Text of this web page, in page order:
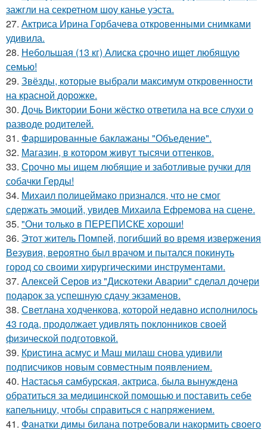
зажгли на секретном шоу канье уэста.
27. Актриса Ирина Горбачева откровенными снимками
удивила.
28. Небольшая (13 кг) Алиска срочно ищет любящую
семью!
29. Звёзды, которые выбрали максимум откровенности
на красной дорожке.
30. Дочь Виктории Бони жёстко ответила на все слухи о
разводе родителей.
31. Фаршированные баклажаны "Объедение".
32. Магазин, в котором живут тысячи оттенков.
33. Срочно мы ищем любящие и заботливые ручки для
собачки Герды!
34. Михаил полицеймако признался, что не смог
сдержать эмоций, увидев Михаила Ефремова на сцене.
35. "Они только в ПЕРЕПИСКЕ хороши!
36. Этот житель Помпей, погибший во время извержения
Везувия, вероятно был врачом и пытался покинуть
город со своими хирургическими инструментами.
37. Алексей Серов из "Дискотеки Аварии" сделал дочери
подарок за успешную сдачу экзаменов.
38. Светлана ходченкова, которой недавно исполнилось
43 года, продолжает удивлять поклонников своей
физической подготовкой.
39. Кристина асмус и Маш милаш снова удивили
подписчиков новым совместным появлением.
40. Настасья самбурская, актриса, была вынуждена
обратиться за медицинской помощью и поставить себе
капельницу, чтобы справиться с напряжением.
41. Фанатки димы билана потребовали накормить своего